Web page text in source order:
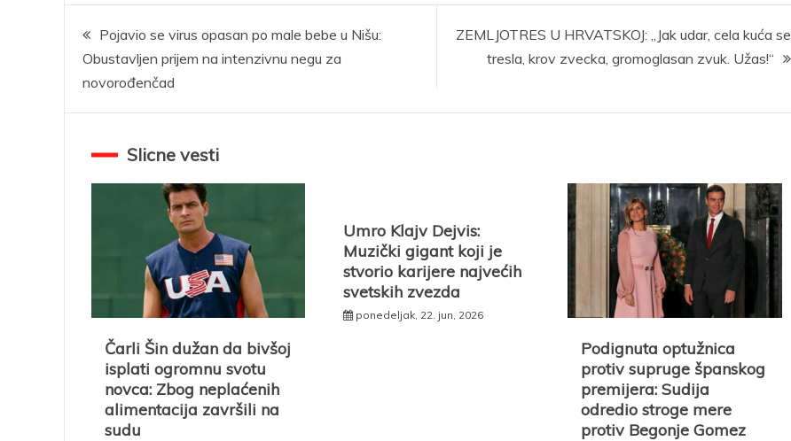
Kretanje
članka
Pojavio se virus opasan po male bebe u Nišu:
Obustavljen prijem na intenzivnu negu za
novorođenčad
ZEMLJOTRES U HRVATSKOJ: „Jak udar, cela kuća se
tresla, krov zvecka, gromoglasan zvuk. Užas!“
Slicne vesti
Čarli Šin dužan da bivšoj
isplati ogromnu svotu
novca: Zbog neplaćenih
alimentacija završili na
sudu
Umro Klajv Dejvis:
Muzički gigant koji je
stvorio karijere najvećih
svetskih zvezda
ponedeljak, 22. jun, 2026
Podignuta optužnica
protiv supruge španskog
premijera: Sudija
odredio stroge mere
protiv Begonje Gomez